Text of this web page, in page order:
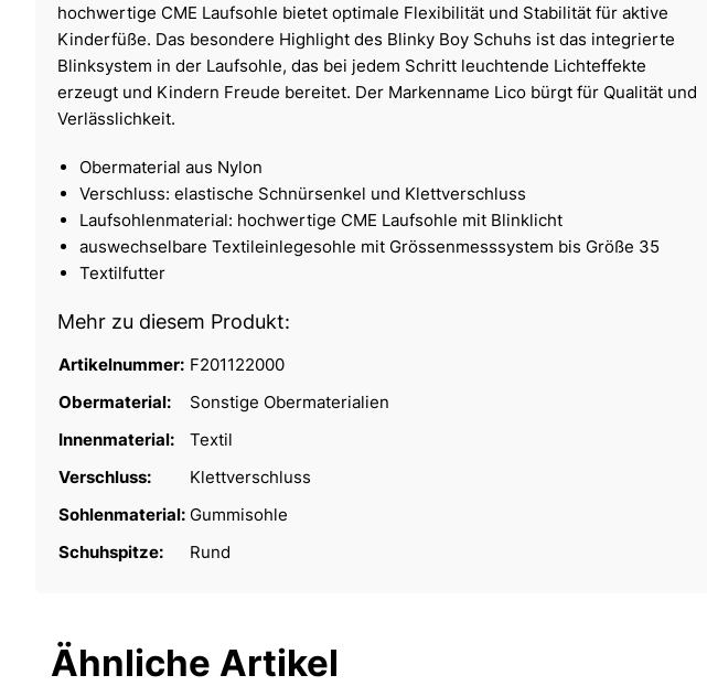
hochwertige CME Laufsohle bietet optimale Flexibilität und Stabilität für aktive
Kinderfüße. Das besondere Highlight des Blinky Boy Schuhs ist das integrierte
Blinksystem in der Laufsohle, das bei jedem Schritt leuchtende Lichteffekte
erzeugt und Kindern Freude bereitet. Der Markenname Lico bürgt für Qualität und
Verlässlichkeit.
Obermaterial aus Nylon
Verschluss: elastische Schnürsenkel und Klettverschluss
Laufsohlenmaterial: hochwertige CME Laufsohle mit Blinklicht
auswechselbare Textileinlegesohle mit Grössenmesssystem bis Größe 35
Textilfutter
Mehr zu diesem Produkt:
Artikelnummer: F201122000
Obermaterial:
Sonstige Obermaterialien
Innenmaterial:
Textil
Verschluss:
Klettverschluss
Sohlenmaterial: Gummisohle
Schuhspitze:
Rund
Ähnliche Artikel